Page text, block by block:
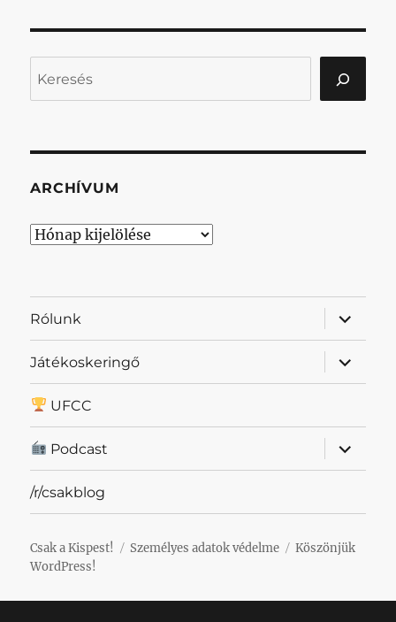
ARCHÍVUM
Archívum
Rólunk
almenü
Játékoskeringő
almenü
UFCC
Podcast
almenü
/r/csakblog
Csak a Kispest! Személyes adatok védelme
Köszönjük
WordPress!